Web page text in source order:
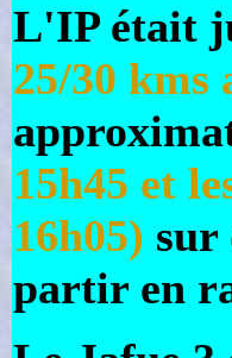
L'IP était
25/30 kms
15h45 et
16h05) sur
partir en